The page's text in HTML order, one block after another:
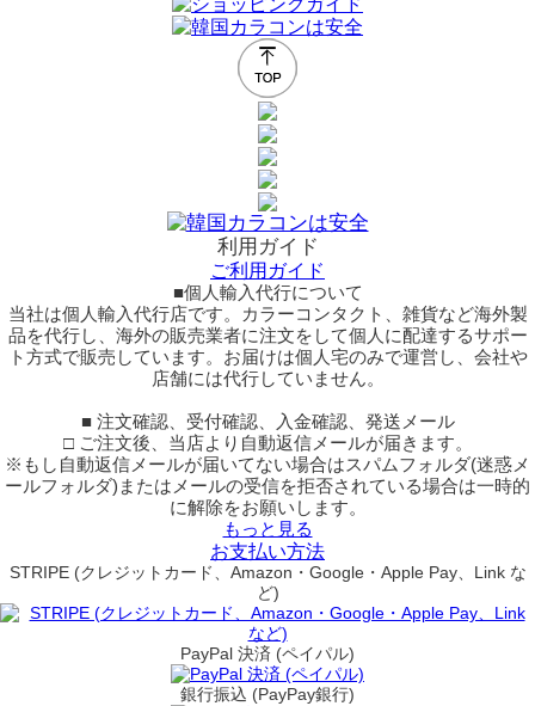
利用ガイド
ご利用ガイド
■個人輸入代行について
当社は個人輸入代行店です。カラーコンタクト、雑貨など海外製
品を代行し、海外の販売業者に注文をして個人に配達するサポー
ト方式で販売しています。お届けは個人宅のみで運営し、会社や
店舗には代行していません。
■ 注文確認、受付確認、入金確認、発送メール
□ ご注文後、当店より自動返信メールが届きます。
※もし自動返信メールが届いてない場合はスパムフォルダ(迷惑メ
ールフォルダ)またはメールの受信を拒否されている場合は一時的
に解除をお願いします。
もっと見る
お支払い方法
STRIPE (クレジットカード、Amazon・Google・Apple Pay、Link な
ど)
PayPal 決済 (ペイパル)
銀行振込 (PayPay銀行)